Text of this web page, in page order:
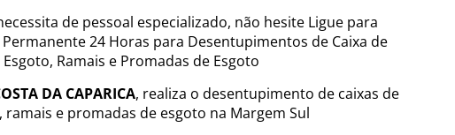
de pessoal especializado, não hesite Ligue para
24 Horas para Desentupimentos de Caixa de
Esgoto, Ramais e Promadas de Esgoto
DA CAPARICA, realiza o desentupimento de caixas de
ramais e promadas de esgoto na Margem Sul